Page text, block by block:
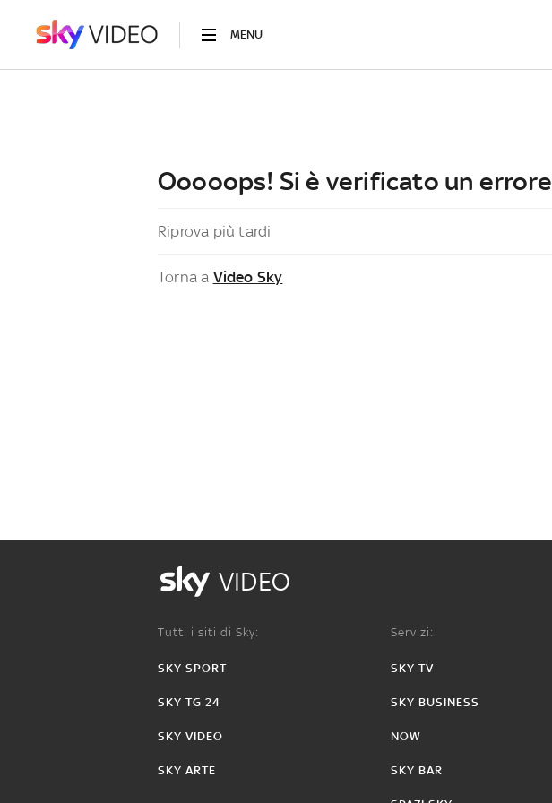
MENU
Ooooops! Si è verificato un errore
Riprova più tardi
Torna a Video Sky
VIDEO
Tutti i siti di Sky:
SKY SPORT
SKY TG 24
SKY VIDEO
SKY ARTE
Servizi:
SKY TV
SKY BUSINESS
NOW
SKY BAR